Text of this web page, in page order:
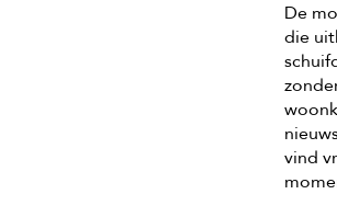
De
die
vind